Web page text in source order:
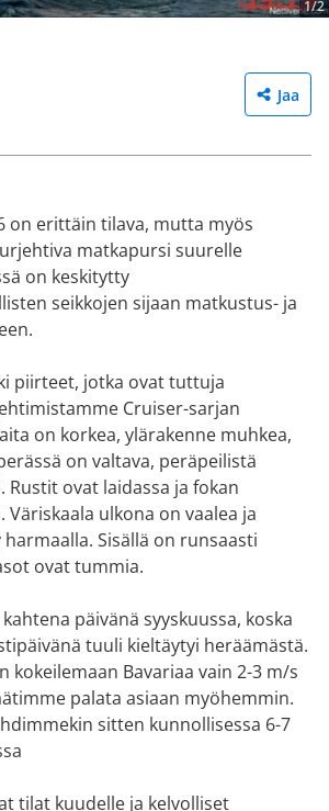
1/2
Jaa
on erittäin tilava, mutta myös
matkapursi suurelle
on keskitytty
seikkojen sijaan matkustus- ja
piirteet, jotka ovat tuttuja
Cruiser-sarjan
on korkea, ylärakenne muhkea,
on valtava, peräpeilistä
ovat laidassa ja fokan
Väriskaala ulkona on vaalea ja
Sisällä on runsaasti
ovat tummia.
päivänä syyskuussa, koska
tuuli kieltäytyi heräämästä.
kokeilemaan Bavariaa vain 2-3 m/s
palata asiaan myöhemmin.
sitten kunnollisessa 6-7
tilat kuudelle ja kelvolliset